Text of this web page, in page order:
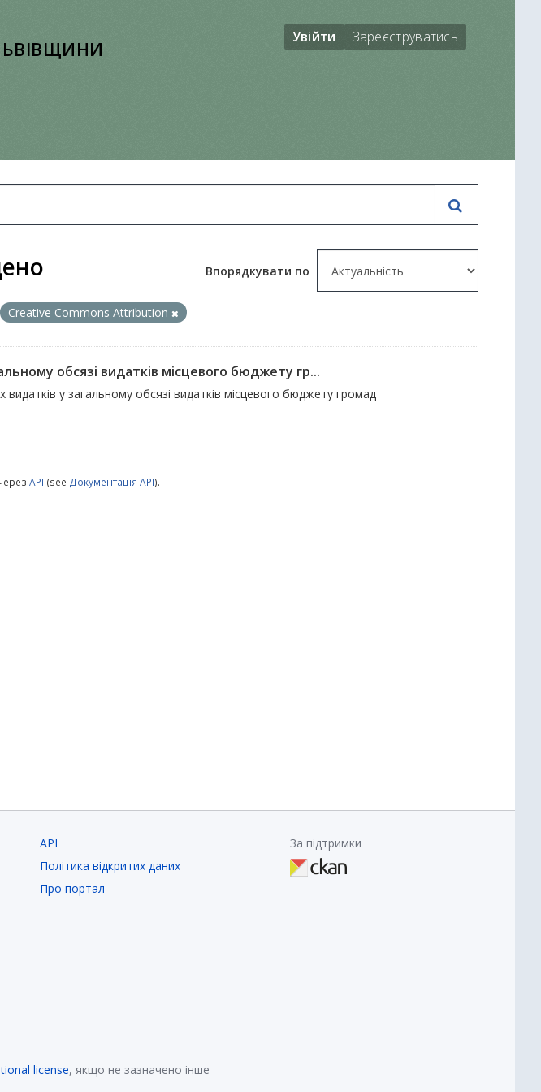
Увійти Зареєструватись
Впорядкувати по
Creative Commons Attribution
обсязі видатків місцевого бюджету гр...
видатків у загальному обсязі видатків місцевого бюджету громад
API (see Документація API).
API
Політика відкритих даних
Про портал
За підтримки
license, якщо не зазначено інше